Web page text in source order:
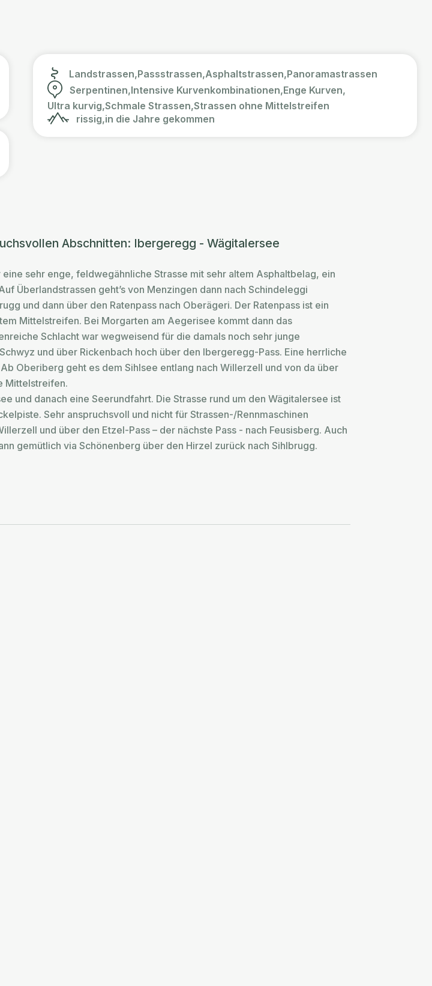
Landstrassen,Passstrassen,Asphaltstrassen,Panoramastrassen
Serpentinen,Intensive Kurvenkombinationen,Enge Kurven,
Ultra kurvig,Schmale Strassen,Strassen ohne Mittelstreifen
rissig,in die Jahre gekommen
Abschnitten: Ibergeregg - Wägitalersee
sehr enge, feldwegähnliche Strasse mit sehr altem Asphaltbelag, ein
Überlandstrassen geht’s von Menzingen dann nach Schindeleggi
und dann über den Ratenpass nach Oberägeri. Der Ratenpass ist ein
Mittelstreifen. Bei Morgarten am Aegerisee kommt dann das
Schlacht war wegweisend für die damals noch sehr junge
und über Rickenbach hoch über den Ibergeregg-Pass. Eine herrliche
Oberiberg geht es dem Sihlsee entlang nach Willerzell und von da über
Mittelstreifen.
und danach eine Seerundfahrt. Die Strasse rund um den Wägitalersee ist
Sehr anspruchsvoll und nicht für Strassen-/Rennmaschinen
und über den Etzel-Pass – der nächste Pass - nach Feusisberg. Auch
gemütlich via Schönenberg über den Hirzel zurück nach Sihlbrugg.